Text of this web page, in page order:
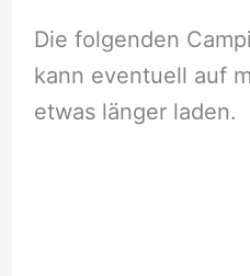
Die folgenden
kann eventuell auf
etwas länger laden.